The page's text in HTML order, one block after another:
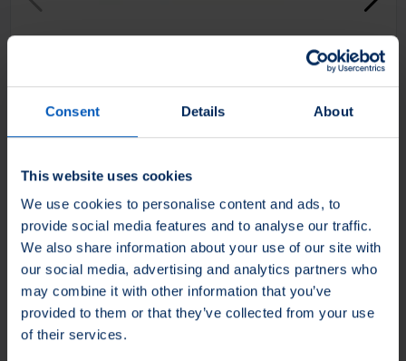
Consent Details About
This website uses cookies
We use cookies to personalise content and ads, to
provide social media features and to analyse our traffic.
We also share information about your use of our site with
our social media, advertising and analytics partners who
may combine it with other information that you’ve
provided to them or that they’ve collected from your use
of their services.
Filtrar productos
Aplicacion
Aplicacion
Aplicar en